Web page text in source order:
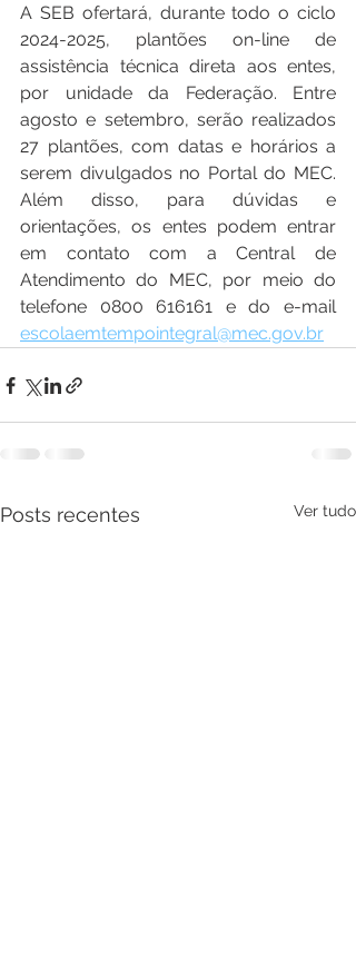
A SEB ofertará, durante todo o ciclo
2024-2025, plantões on-line de
assistência técnica direta aos entes,
por unidade da Federação. Entre
agosto e setembro, serão realizados
27 plantões, com datas e horários a
serem divulgados no Portal do MEC.
Além disso, para dúvidas e
orientações, os entes podem entrar
em contato com a Central de
Atendimento do MEC, por meio do
telefone 0800 616161 e do e-mail
escolaemtempointegral@mec.gov.br
Posts recentes Ver tudo